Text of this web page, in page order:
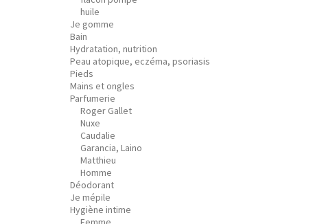
huile
Je gomme
Bain
Hydratation, nutrition
Peau atopique, eczéma, psoriasis
Pieds
Mains et ongles
Parfumerie
Roger Gallet
Nuxe
Caudalie
Garancia, Laino
Matthieu
Homme
Déodorant
Je mépile
Hygiène intime